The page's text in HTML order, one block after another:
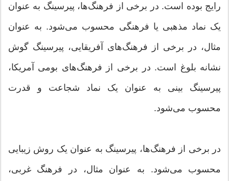
رایج بوده است. در برخی از فرهنگ‌ها، پیرسینگ به عنوان
یک نماد مذهبی یا فرهنگی محسوب می‌شود. به عنوان
مثال، در برخی از فرهنگ‌های آفریقایی، پیرسینگ گوش
نشانه بلوغ است. در برخی از فرهنگ‌های بومی آمریکا،
پیرسینگ بینی به عنوان یک نماد شجاعت و قدرت
محسوب می‌شود.
در برخی از فرهنگ‌ها، پیرسینگ به عنوان یک روش زیبایی
محسوب می‌شود. به عنوان مثال، در فرهنگ غربی،